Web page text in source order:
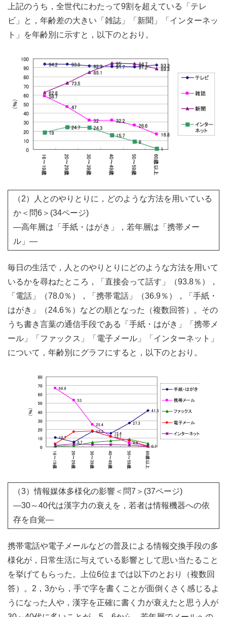
上記のうち，全世代にわたって9割を超えている「テレ
ビ」と，年齢差の大きい「雑誌」「新聞」「インターネッ
ト」を年齢別に示すと，以下のとおり。
（2）人とのやりとりに，どのような方法を用いている
か＜問6＞(34ページ)
―高年層は「手紙・はがき」，若年層は「携帯メー
ル」―
毎日の生活で，人とのやりとりにどのような方法を用いて
いるかを尋ねたところ，「直接会って話す」（93.8％），
「電話」（78.0％），「携帯電話」（36.9％），「手紙・
はがき」（24.6％）などの順となった（複数回答）。その
うち書き言葉の通信手段である「手紙・はがき」「携帯メ
ール」「ファックス」「電子メール」「インターネット」
について，年齢別にグラフにすると，以下のとおり。
（3）情報媒体多様化の影響＜問7＞(37ページ)
―30～40代は漢字力の衰えを，若者は情報機器への依
存を自覚―
携帯電話や電子メールなどの普及による情報交換手段の多
様化が，日常生活に与えている影響として思い当たること
を挙げてもらった。上位6位までは以下のとおり（複数回
答）。2，3から，手で字を書くことが面倒くさく感じるよ
うになった人や，漢字を正確に書く力が衰えたと思う人が